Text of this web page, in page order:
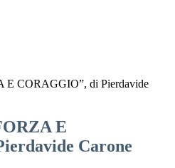
E CORAGGIO”, di Pierdavide
E
Carone